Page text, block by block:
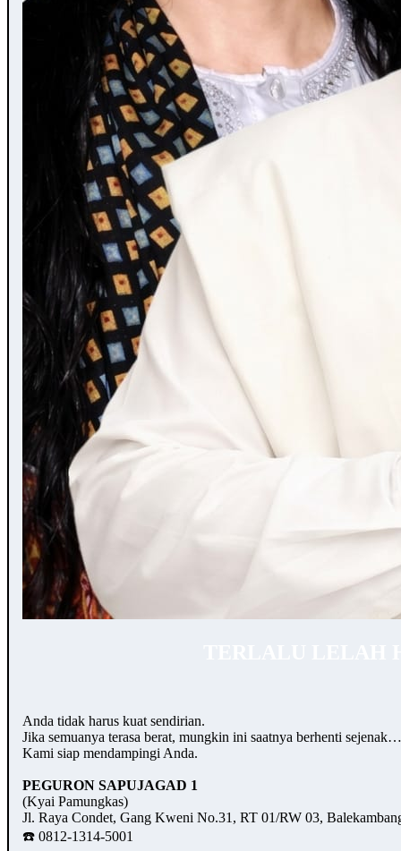
Anda tidak harus kuat sendirian.
Jika semuanya terasa berat, mungkin ini saatnya berhenti
Kami siap mendampingi Anda.
PEGURON SAPUJAGAD 1
(Kyai Pamungkas)
Jl. Raya Condet, Gang Kweni No.31, RT 01/RW 03,
☎️ 0812-1314-5001